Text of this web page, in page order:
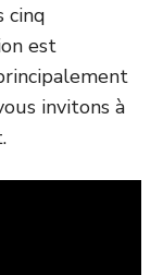
cinq
est
invitons à